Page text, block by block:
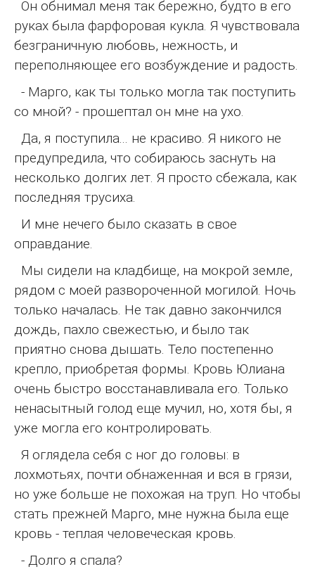
Он обнимал меня так бережно, будто в его
руках была фарфоровая кукла. Я чувствовала
безграничную любовь, нежность, и
переполняющее его возбуждение и радость.
- Марго, как ты только могла так поступить
со мной? - прошептал он мне на ухо.
Да, я поступила... не красиво. Я никого не
предупредила, что собираюсь заснуть на
несколько долгих лет. Я просто сбежала, как
последняя трусиха.
И мне нечего было сказать в свое
оправдание.
Мы сидели на кладбище, на мокрой земле,
рядом с моей развороченной могилой. Ночь
только началась. Не так давно закончился
дождь, пахло свежестью, и было так
приятно снова дышать. Тело постепенно
крепло, приобретая формы. Кровь Юлиана
очень быстро восстанавливала его. Только
ненасытный голод еще мучил, но, хотя бы, я
уже могла его контролировать.
Я оглядела себя с ног до головы: в
лохмотьях, почти обнаженная и вся в грязи,
но уже больше не похожая на труп. Но чтобы
стать прежней Марго, мне нужна была еще
кровь - теплая человеческая кровь.
- Долго я спала?